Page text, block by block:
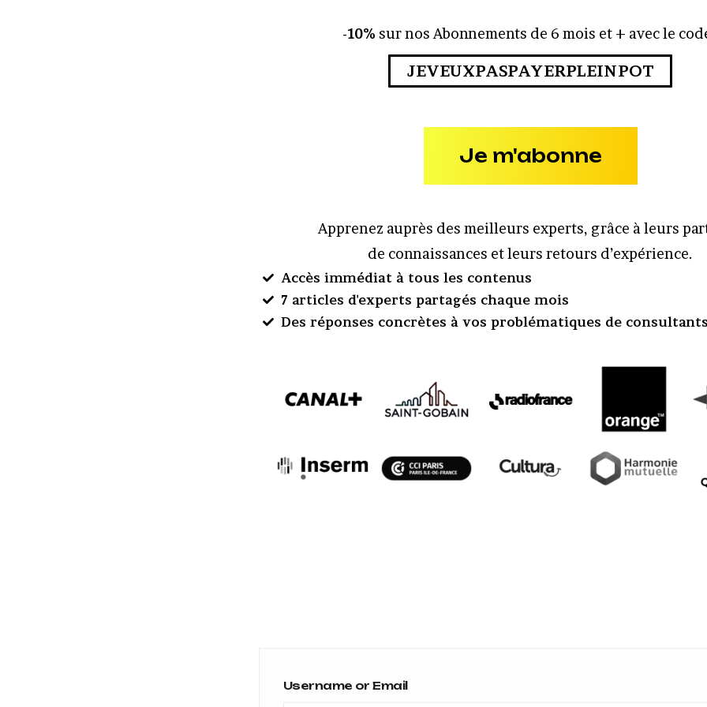
-10% sur nos Abonnements de 6 mois et + avec le
JEVEUXPASPAYERPLEINPOT
Je m'abonne
Apprenez auprès des meilleurs experts, grâce à leurs
de connaissances et leurs retours d’expérience.
Accès immédiat à tous les contenus
7 articles d'experts partagés chaque mois
Des réponses concrètes à vos problématiques de consultants
Username or Email